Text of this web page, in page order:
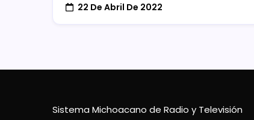
22 De Abril De 2022
Sistema Michoacano de Radio y Televisión